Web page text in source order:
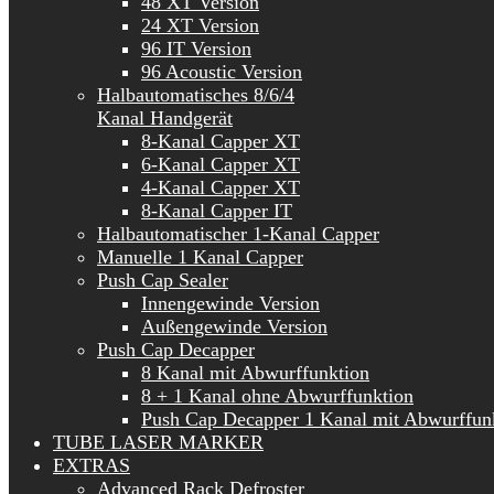
24 XT Version
96 IT Version
96 Acoustic Version
Halbautomatisches 8/6/4
Kanal Handgerät
8-Kanal Capper XT
6-Kanal Capper XT
4-Kanal Capper XT
8-Kanal Capper IT
Halbautomatischer 1-Kanal Capper
Manuelle 1 Kanal Capper
Push Cap Sealer
Innengewinde Version
Außengewinde Version
Push Cap Decapper
8 Kanal mit Abwurffunktion
8 + 1 Kanal ohne Abwurffunktion
Push Cap Decapper 1 Kanal mit
TUBE LASER MARKER
EXTRAS
Advanced Rack Defroster